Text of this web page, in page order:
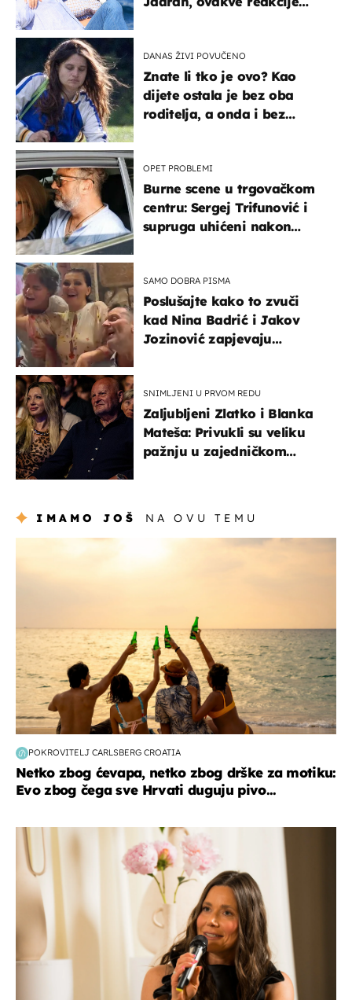
DANAS ŽIVI POVUČENO
Znate li tko je ovo? Kao
dijete ostala je bez oba
roditelja, a onda i bez
OPET PROBLEMI
Burne scene u trgovačkom
centru: Sergej Trifunović i
supruga uhićeni nakon
SAMO DOBRA PISMA
Poslušajte kako to zvuči
kad Nina Badrić i Jakov
Jozinović zapjevaju
SNIMLJENI U PRVOM REDU
Zaljubljeni Zlatko i Blanka
Mateša: Privukli su veliku
pažnju u zajedničkom
IMAMO JOŠ NA OVU TEMU
POKROVITELJ CARLSBERG CROATIA
Netko zbog ćevapa, netko zbog drške za motiku:
Evo zbog čega sve Hrvati duguju pivo...
moda & ljepota